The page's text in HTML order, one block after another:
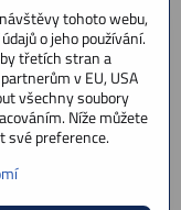
tohoto webu,
o jeho používání.
třetích stran a
v EU, USA
všechny soubory
Níže můžete
své preference.